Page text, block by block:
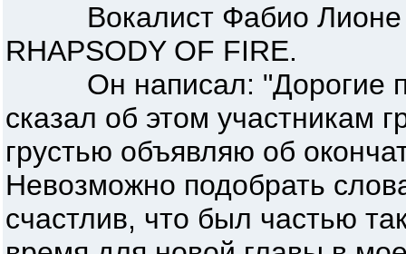
Вокалист Фабио Лионе
RHAPSODY OF FIRE.
Он написал: "Дорогие
сказал об этом участникам
грустью объявляю об
Невозможно подобрать
счастлив, что был частью